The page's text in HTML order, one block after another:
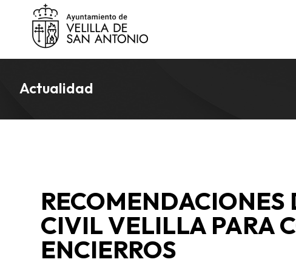
Actualidad
RECOMENDACIONES
CIVIL VELILLA PARA
ENCIERROS